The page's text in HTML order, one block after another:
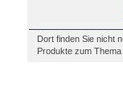
Dort finden Sie nicht
Produkte zum Thema